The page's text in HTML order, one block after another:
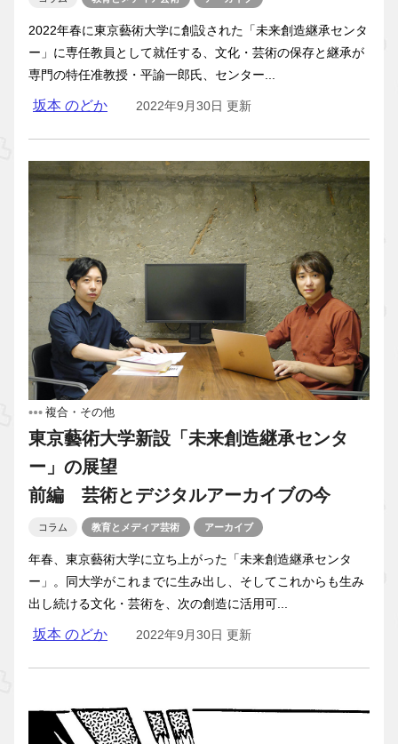
2022年春に東京藝術大学に創設された「未来創造継承センタ
ー」に専任教員として就任する、文化・芸術の保存と継承が
専門の特任准教授・平諭一郎氏、センター...
坂本 のどか 2022年9月30日 更新
複合・その他
東京藝術大学新設「未来創造継承センタ
ー」の展望
前編 芸術とデジタルアーカイブの今
コラム 教育とメディア芸術 アーカイブ
年春、東京藝術大学に立ち上がった「未来創造継承センタ
ー」。同大学がこれまでに生み出し、そしてこれからも生み
出し続ける文化・芸術を、次の創造に活用可...
坂本 のどか 2022年9月30日 更新